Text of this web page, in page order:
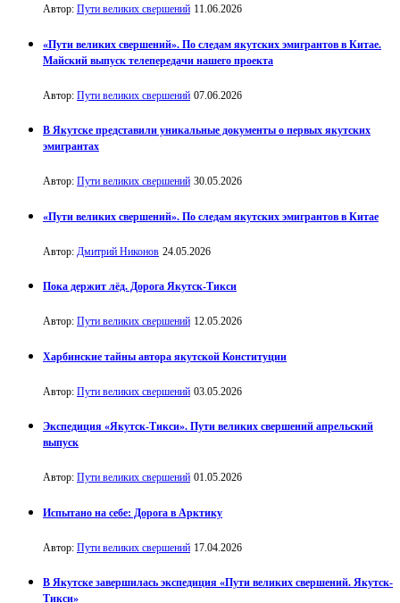
Автор: Пути великих свершений 11.06.2026
«Пути великих свершений». По следам якутских эмигрантов в Китае.
Майский выпуск телепередачи нашего проекта
Автор: Пути великих свершений 07.06.2026
В Якутске представили уникальные документы о первых якутских
эмигрантах
Автор: Пути великих свершений 30.05.2026
«Пути великих свершений». По следам якутских эмигрантов в Китае
Автор: Дмитрий Никонов 24.05.2026
Пока держит лёд. Дорога Якутск-Тикси
Автор: Пути великих свершений 12.05.2026
Харбинские тайны автора якутской Конституции
Автор: Пути великих свершений 03.05.2026
Экспедиция «Якутск-Тикси». Пути великих свершений апрельский
выпуск
Автор: Пути великих свершений 01.05.2026
Испытано на себе: Дорога в Арктику
Автор: Пути великих свершений 17.04.2026
В Якутске завершилась экспедиция «Пути великих свершений. Якутск-
Тикси»